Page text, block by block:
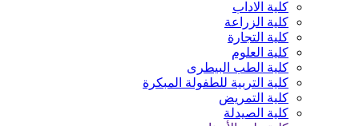
كلية الاداب
كلية الزراعة
كلية التجارة
كلية العلوم
كلية الطب البيطرى
كلية التربية للطفولة المبكرة
كلية التمريض
كلية الصيدلة